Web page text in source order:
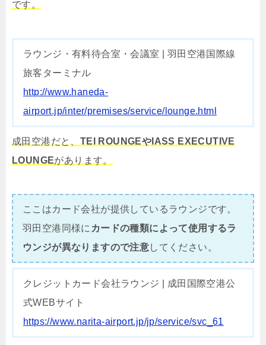
です。
ラウンジ・有料待合室・会議室 | 羽田空港国際線
旅客ターミナル
http://www.haneda-
airport.jp/inter/premises/service/lounge.html
成田空港だと、 TEI ROUNGEやIASS EXECUTIVE
LOUNGEがあります。
ここはカード会社が提供しているラウンジです。
羽田空港同様に カードの種類によって使用するラ
ウンジが異なりますので注意してください。
クレジットカード会社ラウンジ | 成田国際空港公
式WEBサイト
https://www.narita-airport.jp/jp/service/svc_61